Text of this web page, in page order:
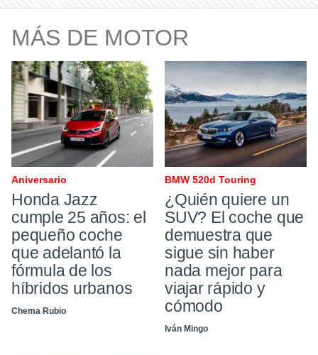
MÁS DE MOTOR
Aniversario
Honda Jazz
cumple 25 años: el
pequeño coche
que adelantó la
fórmula de los
híbridos urbanos
Chema Rubio
BMW 520d Touring
¿Quién quiere un
SUV? El coche que
demuestra que
sigue sin haber
nada mejor para
viajar rápido y
cómodo
Iván Mingo